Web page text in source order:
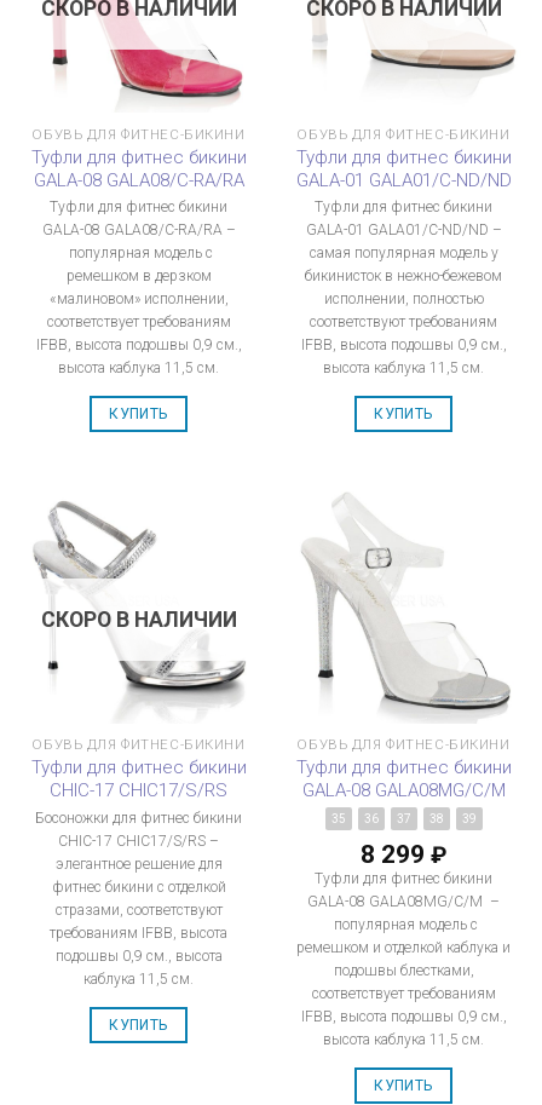
СКОРО В НАЛИЧИИ
ОБУВЬ ДЛЯ ФИТНЕС-БИКИНИ
Туфли для фитнес бикини
GALA-08 GALA08/C-RA/RA
Туфли для фитнес бикини
GALA-08 GALA08/C-RA/RA –
популярная модель с
ремешком в дерзком
«малиновом» исполнении,
соответствует требованиям
IFBB, высота подошвы 0,9 см.,
высота каблука 11,5 см.
КУПИТЬ
СКОРО В НАЛИЧИИ
ОБУВЬ ДЛЯ ФИТНЕС-БИКИНИ
Туфли для фитнес бикини
GALA-01 GALA01/C-ND/ND
Туфли для фитнес бикини
GALA-01 GALA01/C-ND/ND –
самая популярная модель у
бикинисток в нежно-бежевом
исполнении, полностью
соответствуют требованиям
IFBB, высота подошвы 0,9 см.,
высота каблука 11,5 см.
КУПИТЬ
СКОРО В НАЛИЧИИ
ОБУВЬ ДЛЯ ФИТНЕС-БИКИНИ
Туфли для фитнес бикини
CHIC-17 CHIC17/S/RS
Босоножки для фитнес бикини
CHIC-17 CHIC17/S/RS –
элегантное решение для
фитнес бикини с отделкой
стразами, соответствуют
требованиям IFBB, высота
подошвы 0,9 см., высота
каблука 11,5 см.
КУПИТЬ
ОБУВЬ ДЛЯ ФИТНЕС-БИКИНИ
Туфли для фитнес бикини
GALA-08 GALA08MG/C/M
35 36 37 38 39
8 299 ₽
Туфли для фитнес бикини
GALA-08 GALA08MG/C/M –
популярная модель с
ремешком и отделкой каблука и
подошвы блестками,
соответствует требованиям
IFBB, высота подошвы 0,9 см.,
высота каблука 11,5 см.
КУПИТЬ